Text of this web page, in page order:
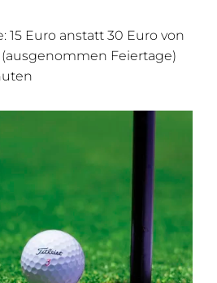
15 Euro anstatt 30 Euro von
Feiertage)